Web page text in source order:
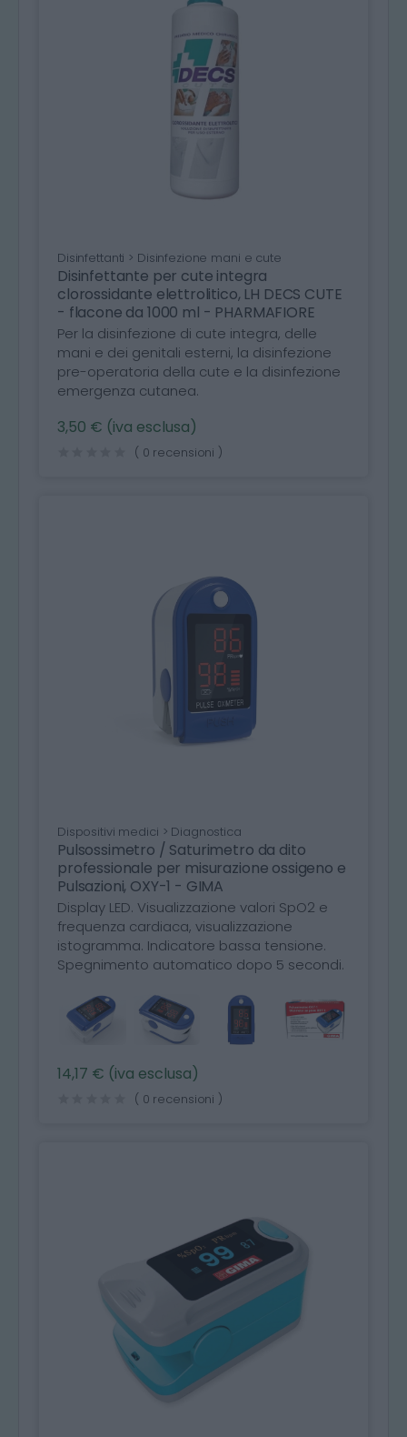
Disinfettanti > Disinfezione mani e cute
Disinfettante per cute integra
clorossidante elettrolitico, LH DECS CUTE
- flacone da 1000 ml - PHARMAFIORE
Per la disinfezione di cute integra, delle
mani e dei genitali esterni, la disinfezione
pre-operatoria della cute e la disinfezione
emergenza cutanea.
3,50 € (iva esclusa)
( 0 recensioni )
Dispositivi medici > Diagnostica
Pulsossimetro / Saturimetro da dito
professionale per misurazione ossigeno e
Pulsazioni, OXY-1 - GIMA
Display LED. Visualizzazione valori SpO2 e
frequenza cardiaca, visualizzazione
istogramma. Indicatore bassa tensione.
Spegnimento automatico dopo 5 secondi.
14,17 € (iva esclusa)
( 0 recensioni )